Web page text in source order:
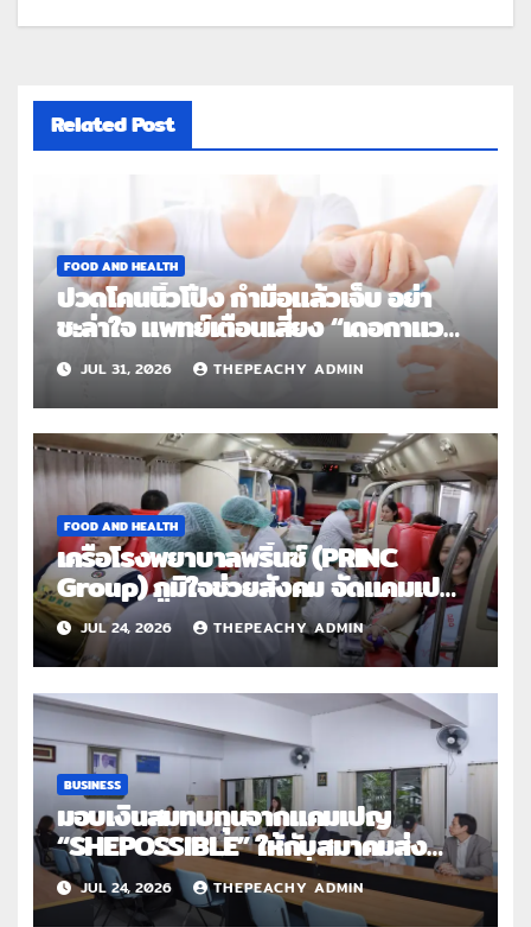
Related Post
FOOD AND HEALTH
ปวดโคนนิ้วโป้ง กำมือแล้วเจ็บ อย่า
ชะล่าใจ แพทย์เตือนเสี่ยง “เดอกาแวง”
โรคปลอกหุ้มเอ็นอักเสบจากการใช้งาน
ซ้ำJUL 31, 2026 THEPEACHY ADMIN
FOOD AND HEALTH
เครือโรงพยาบาลพริ้นซ์ (PRINC
Group) ภูมิใจช่วยสังคม จัดแคมเปญ
ใหญ่ระดับประเทศ “PRINC ผสาน : สาน
ต่อการให้ไม่สิ้นสุด”
JUL 24, 2026 THEPEACHY ADMIN
BUSINESS
มอบเงินสมทบทุนจากแคมเปญ
“SHEPOSSIBLE” ให้กับสมาคมส่ง
เสริมสถานภาพสตรีฯ เนื่องในวันสตรี
สากล 2569
JUL 24, 2026 THEPEACHY ADMIN